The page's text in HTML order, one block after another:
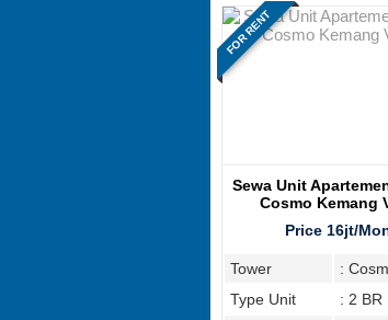
FOR RENT
Sewa Unit
Cosmo Kemang
Price 16jt/
Tower
:
Type Unit
: 2 BR